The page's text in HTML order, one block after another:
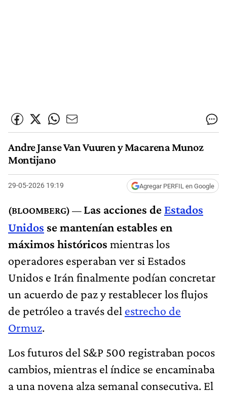
Andre Janse Van Vuuren y Macarena Munoz
Montijano
29-05-2026 19:19 Agregar PERFIL en Google
Las acciones de Estados
Unidos se mantenían estables en
máximos históricos mientras los
operadores esperaban ver si Estados
Unidos e Irán finalmente podían concretar
un acuerdo de paz y restablecer los flujos
de petróleo a través del estrecho de
Ormuz.
Los futuros del S&P 500 registraban pocos
cambios, mientras el índice se encaminaba
a una novena alza semanal consecutiva. El